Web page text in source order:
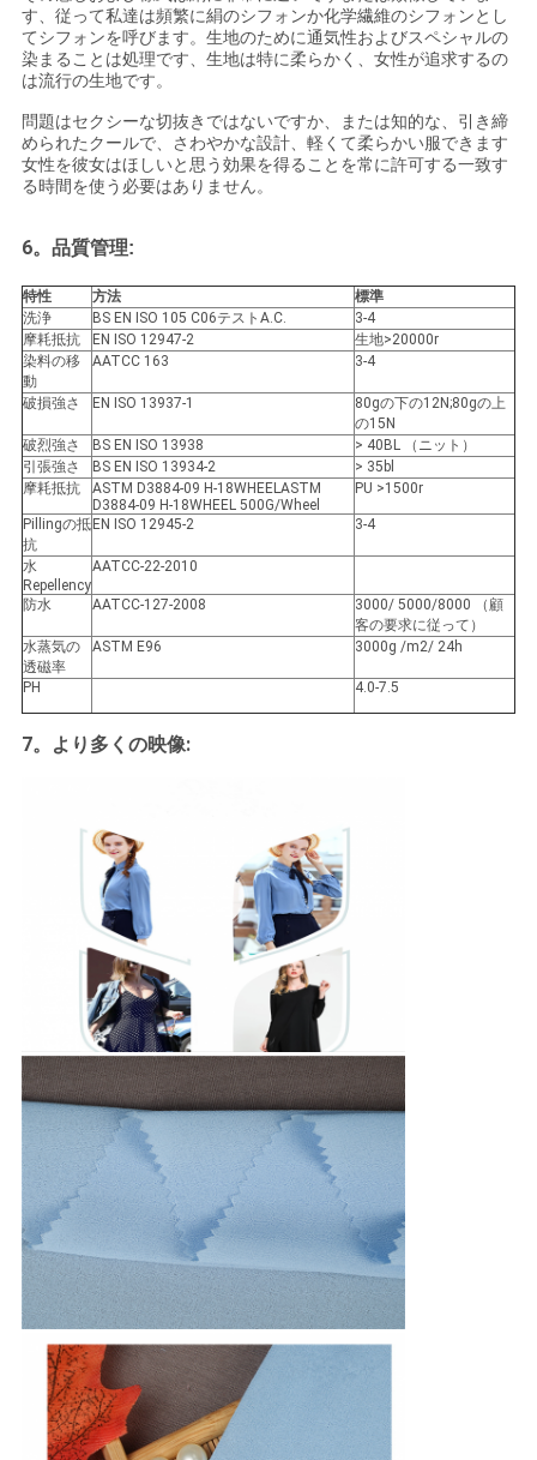
す、従って私達は頻繁に絹のシフォンか化学繊維のシフォンとし
てシフォンを呼びます。生地のために通気性およびスペシャルの
染まることは処理です、生地は特に柔らかく、女性が追求するの
は流行の生地です。
問題はセクシーな切抜きではないですか、または知的な、引き締
められたクールで、さわやかな設計、軽くて柔らかい服できます
女性を彼女はほしいと思う効果を得ることを常に許可する一致す
る時間を使う必要はありません。
6。品質管理:
特性 方法
標準
洗浄
BS EN ISO 105 C06テストA.C.
3-4
摩耗抵抗
EN ISO 12947-2
生地>20000r
染料の移
動
AATCC 163 3-4
破損強さ EN ISO 13937-1
80gの下の12N;80gの上
の15N
破烈強さ
BS EN ISO 13938
> 40BL （ニット）
引張強さ
BS EN ISO 13934-2
> 35bl
摩耗抵抗
ASTM D3884-09 H-18WHEELASTM
D3884-09 H-18WHEEL 500G/Wheel
PU >1500r
Pillingの抵
抗
EN ISO 12945-2 3-4
水
Repellency
AATCC-22-2010
防水 AATCC-127-2008
3000/ 5000/8000 （顧
客の要求に従って）
水蒸気の
透磁率
ASTM E96 3000g /m2/ 24h
PH 4.0-7.5
7。より多くの映像: